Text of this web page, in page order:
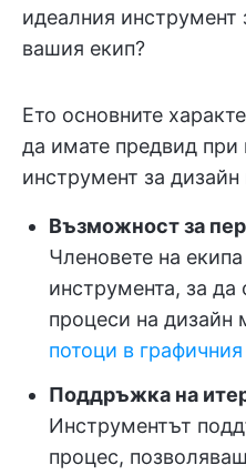
идеалния инструмент
вашия екип?
Ето основните
да имате предвид при
инструмент за
Възможност за
Членовете на
инструмента, за да
процеси на дизайн
потоци в
Поддръжка на
Инструментът
процес,